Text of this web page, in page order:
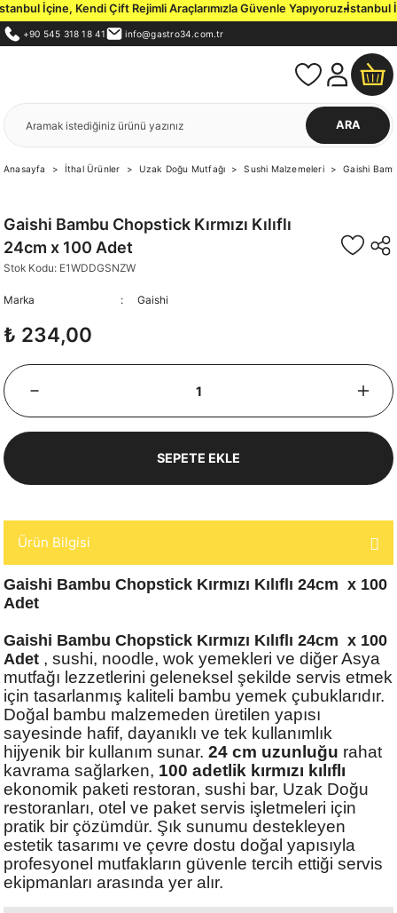
İçine, Kendi Çift Rejimli Araçlarımızla Güvenle Yapıyoruz.İstanbul
+90 545 318 18 41 info@gastro34.com.tr
ARA
Anasayfa İthal Ürünler Uzak Doğu Mutfağı Sushi Malzemeleri Gaishi
Gaishi Bambu Chopstick Kırmızı Kılıflı
24cm x 100 Adet
Stok Kodu: E1WDDGSNZW
Marka Gaishi
₺ 234,00
SEPETE EKLE
Ürün Bilgisi
Gaishi Bambu Chopstick Kırmızı Kılıflı 24cm x 100
Adet
Gaishi Bambu Chopstick Kırmızı Kılıflı 24cm x 100
Adet , sushi, noodle, wok yemekleri ve diğer Asya
mutfağı lezzetlerini geleneksel şekilde servis etmek
için tasarlanmış kaliteli bambu yemek çubuklarıdır.
Doğal bambu malzemeden üretilen yapısı
sayesinde hafif, dayanıklı ve tek kullanımlık
hijyenik bir kullanım sunar. 24 cm uzunluğu rahat
kavrama sağlarken, 100 adetlik kırmızı kılıflı
ekonomik paketi restoran, sushi bar, Uzak Doğu
restoranları, otel ve paket servis işletmeleri için
pratik bir çözümdür. Şık sunumu destekleyen
estetik tasarımı ve çevre dostu doğal yapısıyla
profesyonel mutfakların güvenle tercih ettiği servis
ekipmanları arasında yer alır.